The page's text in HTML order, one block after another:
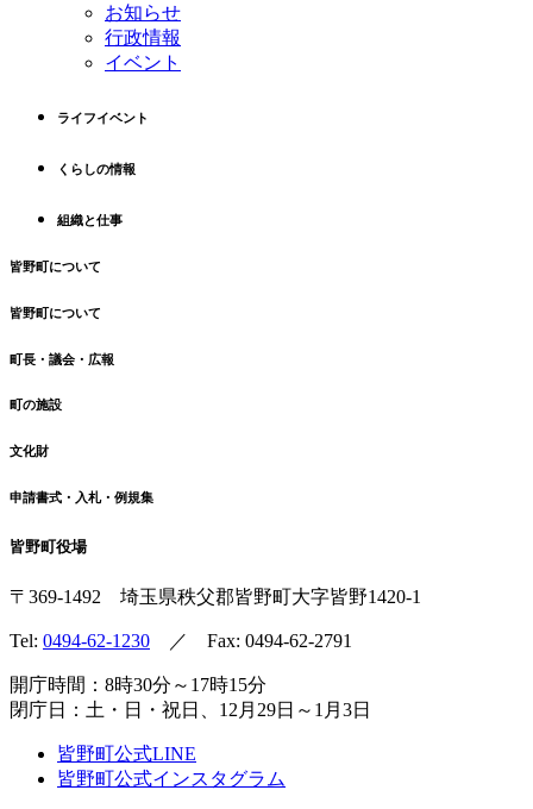
お知らせ
行政情報
イベント
ライフイベント
くらしの情報
組織と仕事
皆野町について
皆野町について
町長・議会・広報
町の施設
文化財
申請書式・入札・例規集
皆野町役場
〒369-1492 埼玉県秩父郡皆野町大字皆野1420-1
Tel: 0494-62-1230 ／ Fax: 0494-62-2791
開庁時間：8時30分～17時15分
閉庁日：土・日・祝日、12月29日～1月3日
皆野町公式LINE
皆野町公式インスタグラム